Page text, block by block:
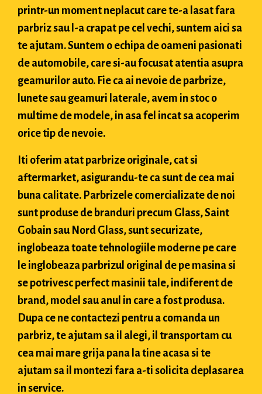
printr-un moment neplacut care te-a lasat fara
parbriz sau l-a crapat pe cel vechi, suntem aici sa
te ajutam. Suntem o echipa de oameni pasionati
de automobile, care si-au focusat atentia asupra
geamurilor auto. Fie ca ai nevoie de parbrize,
lunete sau geamuri laterale, avem in stoc o
multime de modele, in asa fel incat sa acoperim
orice tip de nevoie.
Iti oferim atat parbrize originale, cat si
aftermarket, asigurandu-te ca sunt de cea mai
buna calitate. Parbrizele comercializate de noi
sunt produse de branduri precum Glass, Saint
Gobain sau Nord Glass, sunt securizate,
inglobeaza toate tehnologiile moderne pe care
le inglobeaza parbrizul original de pe masina si
se potrivesc perfect masinii tale, indiferent de
brand, model sau anul in care a fost produsa.
Dupa ce ne contactezi pentru a comanda un
parbriz, te ajutam sa il alegi, il transportam cu
cea mai mare grija pana la tine acasa si te
ajutam sa il montezi fara a-ti solicita deplasarea
in service.